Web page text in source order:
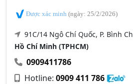
Được xác minh (ngày: 25/2/2026)
91C/14 Ngô Chí Quốc, P. Bình
Hồ Chí Minh (TPHCM)
0909411786
Hotline: 0909 411 786